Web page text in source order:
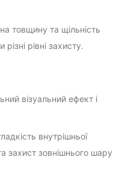
товщину та щільність
рівні захисту.
візуальний ефект і
внутрішньої
захист зовнішнього шару